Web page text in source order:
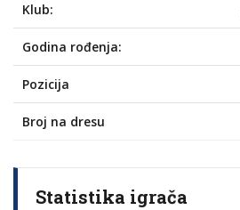
Klub:
Godina rođenja:
Pozicija
Broj na dresu
Statistika igrača